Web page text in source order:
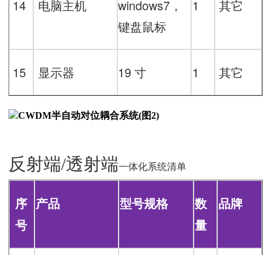
14 电脑主机 windows7 ，
键盘鼠标
1 其它
15 显示器 19 寸 1 其它
反射端/透射端一体化系统清单
序
号
产品 型号规格
数
量
品牌